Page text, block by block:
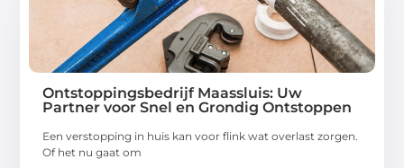
Ontstoppingsbedrijf Maassluis: Uw
Partner voor Snel en Grondig Ontstoppen
Een verstopping in huis kan voor flink wat overlast zorgen.
Of het nu gaat om